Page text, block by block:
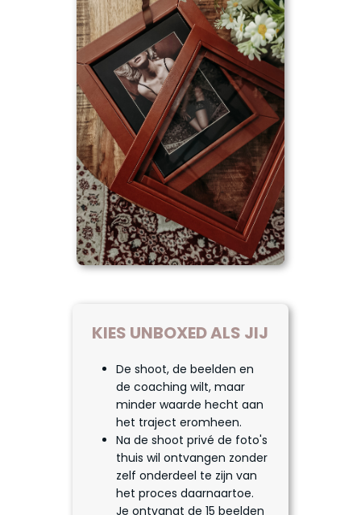
KIES UNBOXED ALS JIJ
De shoot, de beelden en
de coaching wilt, maar
minder waarde hecht aan
het traject eromheen.
Na de shoot privé de foto's
thuis wil ontvangen zonder
zelf onderdeel te zijn van
het proces daarnaartoe.
Je ontvangt de 15 beelden